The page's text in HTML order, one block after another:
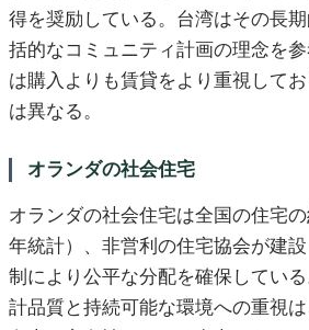
得を奨励している。台湾はその長
括的なコミュニティ計画の理念を
は購入よりも賃貸をより重視して
は異なる。
オランダの社会住宅
オランダの社会住宅は全国の住宅
年統計）、非営利の住宅協会が建
制により公平な分配を確保してい
計品質と持続可能な環境への重視